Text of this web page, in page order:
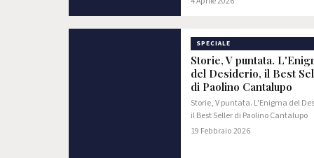
Contemporary Art Museum…
SPECIALE
Storie, V puntata.
del Desiderio, il Best
di Paolino Cantalupo
Storie, V puntata. L'Enigma del
il Best Seller di Paolino Cantalupo
19 Febbraio 2026